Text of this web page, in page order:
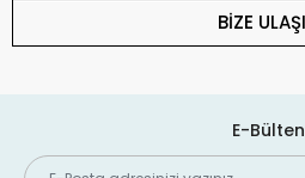
BİZE
E-Bülten